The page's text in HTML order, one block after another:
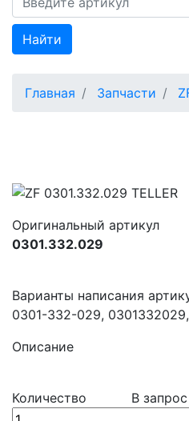
Найти
Главная Запчасти
Оригинальный артикул
0301.332.029
Варианты написания
0301-332-029,
Описание
Количество В запрос